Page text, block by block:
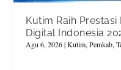
Kutim Raih
Digital Indonesia
Agu 6, 2026|Kutim,Pemkab,